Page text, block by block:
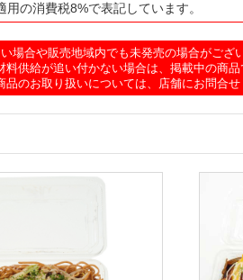
の消費税8%で表記しています。
場合や販売地域内でも未発売の場合がござ
供給が追い付かない場合は、掲載中の商
のお取り扱いについては、店舗にお問合